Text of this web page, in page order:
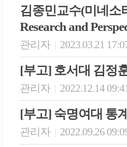
김종민교수(미네소
Research and
관리자 2023.03.21
[부고] 호서대 김정
관리자 2022.12.14
[부고] 숙명여대 통
관리자 2022.09.26